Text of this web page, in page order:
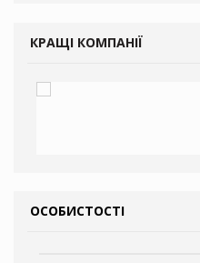
КРАЩІ КОМПАНІЇ
ОСОБИСТОСТІ